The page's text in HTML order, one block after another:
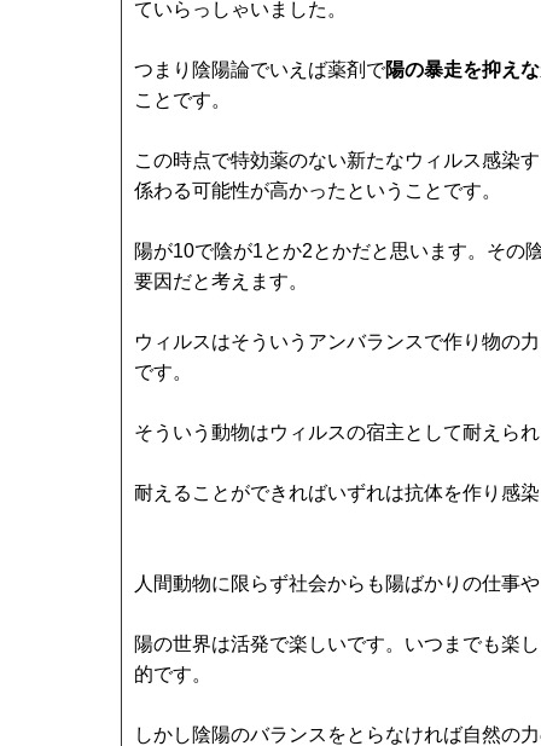
ていらっしゃいました。
つまり陰陽論でいえば薬剤で陽の暴走を抑え
ことです。
この時点で特効薬のない新たなウィルス感染
係わる可能性が高かったということです。
陽が10で陰が1とか2とかだと思います。その
要因だと考えます。
ウィルスはそういうアンバランスで作り物の
です。
そういう動物はウィルスの宿主として耐えら
耐えることができればいずれは抗体を作り感
人間動物に限らず社会からも陽ばかりの仕事
陽の世界は活発で楽しいです。いつまでも楽
的です。
しかし陰陽のバランスをとらなければ自然の